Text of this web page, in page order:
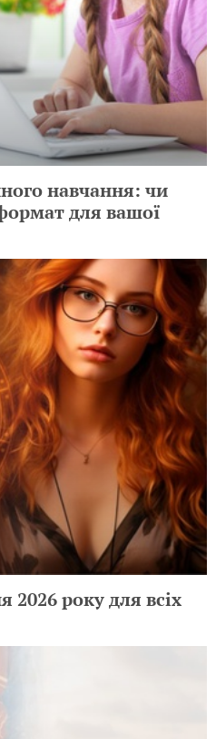
навчання: чи
для вашої
2026 року для всіх